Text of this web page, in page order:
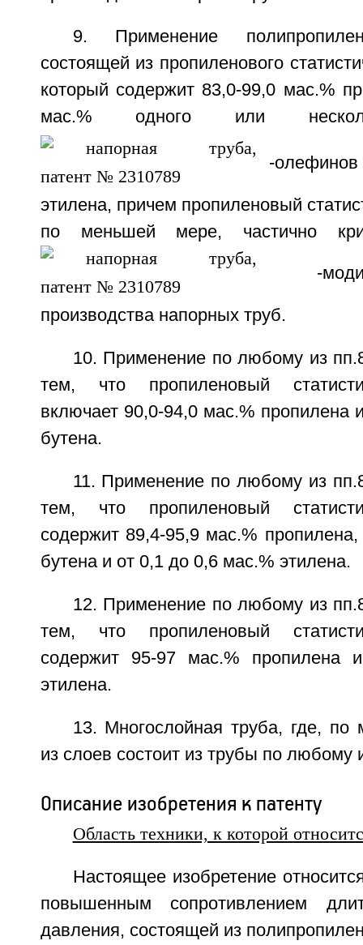
9. Применение
состоящей из пропиленового
который содержит 83,0-99,0 мас.%
мас.% одного или
-
этилена, причем пропиленовый
по меньшей мере, частично
-
производства напорных труб.
10. Применение по любому из
тем, что пропиленовый
включает 90,0-94,0 мас.% пропилена
бутена.
11. Применение по любому из
тем, что пропиленовый
содержит 89,4-95,9 мас.%
бутена и от 0,1 до 0,6 мас.% этилена.
12. Применение по любому из
тем, что пропиленовый
содержит 95-97 мас.%
этилена.
13. Многослойная труба, где,
из слоев состоит из трубы по любому
Описание изобретения к патенту
Область техники, к которой
Настоящее изобретение
повышенным сопротивлением
давления, состоящей из